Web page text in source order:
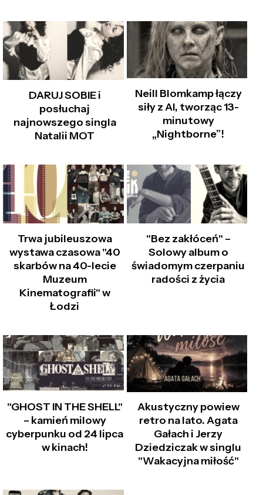
DARUJ SOBIE i
posłuchaj
najnowszego singla
Natalii MOT
Neill Blomkamp łączy
siły z AI, tworząc 13-
minutowy
„Nightborne”!
Trwa jubileuszowa
wystawa czasowa "40
skarbów na 40-lecie
Muzeum
Kinematografii" w
Łodzi
"Bez zakłóceń" –
Solowy album o
świadomym czerpaniu
radości z życia
"GHOST IN THE SHELL"
– kamień milowy
cyberpunku od 24 lipca
w kinach!
Akustyczny powiew
retro na lato. Agata
Gałach i Jerzy
Dziedziczak w singlu
"Wakacyjna miłość"